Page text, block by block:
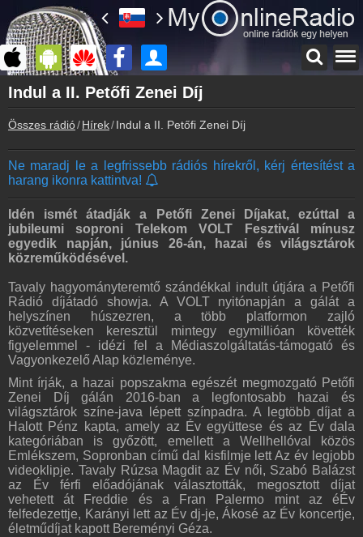
Főoldal
myonlineradio.hu
Bejelentkezés
Kapcsolat
Írj nekünk!
Partnerek
Rádiós partnerek
Rádió beágyazás
Online rádió készítés
Készítés lépésről lépésre
Indul a II. Petőfi Zenei Díj
Összes rádió Hírek Indul a II. Petőfi Zenei Díj
Ne maradj le a legfrissebb rádiós hírekről, kérj értesítést a
harang ikonra kattintva!
Idén ismét átadják a Petőfi Zenei Díjakat, ezúttal a
jubileumi soproni Telekom VOLT Fesztivál mínusz
egyedik napján, június 26-án, hazai és világsztárok
közreműködésével.
Tavaly hagyományteremtő szándékkal indult útjára a Petőfi
Rádió díjátadó showja. A VOLT nyitónapján a gálát a
helyszínen húszezren, a több platformon zajló
közvetítéseken keresztül mintegy egymillióan követték
figyelemmel - idézi fel a Médiaszolgáltatás-támogató és
Vagyonkezelő Alap közleménye.
Mint írják, a hazai popszakma egészét megmozgató Petőfi
Zenei Díj gálán 2016-ban a legfontosabb hazai és
világsztárok színe-java lépett színpadra. A legtöbb díjat a
Halott Pénz kapta, amely az Év együttese és az Év dala
kategóriában is győzött, emellett a Wellhellóval közös
Emlékszem, Sopronban című dal kisfilmje lett Az év legjobb
videoklipje. Tavaly Rúzsa Magdit az Év női, Szabó Balázst
az Év férfi előadójának választották, megosztott díjat
vehetett át Freddie és a Fran Palermo mint az éÉv
felfedezettje, Karányi lett az Év dj-je, Ákosé az Év koncertje,
életműdíjat kapott Bereményi Géza.